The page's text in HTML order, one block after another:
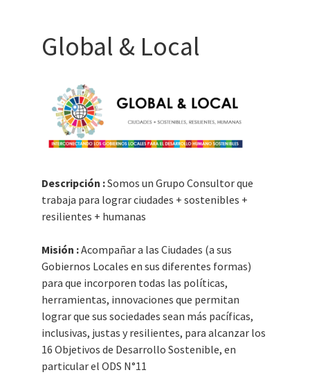
Global & Local
Descripción :Somos un Grupo Consultor que
trabaja para lograr ciudades + sostenibles +
resilientes + humanas
Misión :Acompañar a las Ciudades (a sus
Gobiernos Locales en sus diferentes formas)
para que incorporen todas las políticas,
herramientas, innovaciones que permitan
lograr que sus sociedades sean más pacíficas,
inclusivas, justas y resilientes, para alcanzar los
16 Objetivos de Desarrollo Sostenible, en
particular el ODS N°11